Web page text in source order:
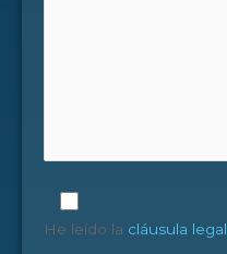
He leído la cláusula legal